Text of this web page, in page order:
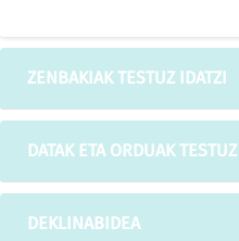
Que, ambas partes son
colección que se viene
contribuido de forma
pensamiento económico
ZENBAKIAK TESTUZ IDATZI
DATAK ETA ORDUAK
DEKLINABIDEA